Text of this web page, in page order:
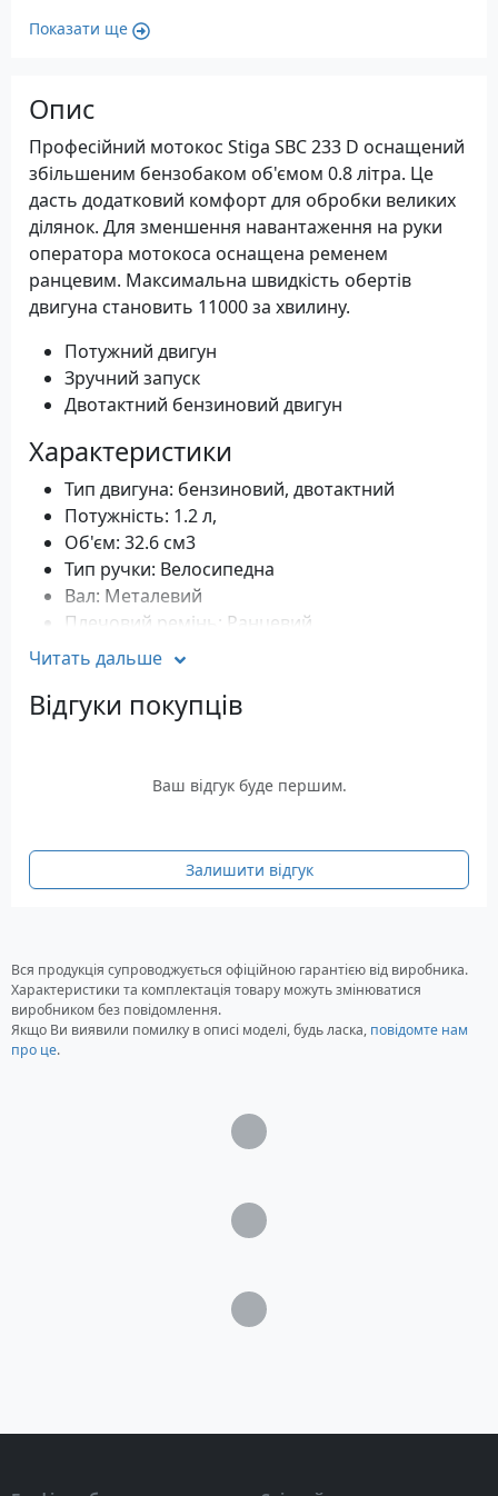
Показати ще
Опис
Професійний мотокос Stiga SBC 233 D оснащений
збільшеним бензобаком об'ємом 0.8 літра. Це
дасть додатковий комфорт для обробки великих
ділянок. Для зменшення навантаження на руки
оператора мотокоса оснащена ременем
ранцевим. Максимальна швидкість обертів
двигуна становить 11000 за хвилину.
Потужний двигун
Зручний запуск
Двотактний бензиновий двигун
Характеристики
Тип двигуна: бензиновий, двотактний
Потужність: 1.2 л,
Об'єм: 32.6 см3
Тип ручки: Велосипедна
Вал: Металевий
Плечовий ремінь: Ранцевий
Штанга: Розбірна, алюмінієва
Ширина скошування ліскою: 43 см
Ширина скошування ножем: 25.5 см
Обороти двигуна: 11000 об/хв
Вага: 7.8 кг
Косильна головка з ліскою
комплект кріплень
Ключ для ремонту
Інструкція з експлуатації
Читать дальше
Відгуки покупців
Ваш відгук буде першим.
Залишити відгук
Вся продукція супроводжується офіційною гарантією від виробника.
Характеристики та комплектація товару можуть змінюватися
виробником без повідомлення.
Якщо Ви виявили помилку в описі моделі, будь ласка, повідомте нам
про це.
Загрузка...
Загрузка...
Загрузка...